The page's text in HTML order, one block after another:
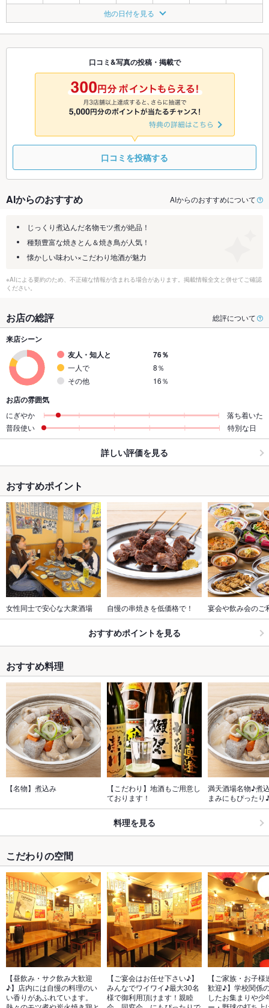
◎ ◎
8/25
◎
8/26
◎
8/27
◎ ◎ ◎
8/30 8/31 9/1
◎
9/2
◎
9/3
◎
9/4 9/5
9/8
◎ ◎ ◎ ◎
他の日付を見る
口コミ&写真の投稿・掲載で
口コミを投稿する
AIからのおすすめ AIからのおすすめについて
じっくり煮込んだ名物モツ煮が絶品！
種類豊富な焼きとん＆焼き鳥が人気！
懐かしい味わい×こだわり地酒が魅力
※AIによる要約のため、不正確な情報が含まれる場合があります。掲載情報全文と併せてご確認
ください。
お店の総評 総評について
来店シーン
友人・知人と
76％
一人で
8％
その他
16％
お店の雰囲気
にぎやか
落ち着いた
普段使い
特別な日
詳しい評価を見る
おすすめポイント
女性同士で安心な大衆酒場 自慢の串焼きを低価格で！ 宴会や飲み会のご
おすすめポイントを見る
おすすめ料理
【名物】煮込み
【こだわり】地酒もご用意し
ております！
満天酒場名物♪煮
まみにもぴったり
料理を見る
こだわりの空間
【昼飲み・サク飲み大歓迎
♪】店内には自慢の料理のい
い香りがあふれています。
【ご宴会はお任せ下さい♪】
みんなでワイワイ♪最大30名
様で御利用頂けます！親睦
【ご家族・お子
歓迎♪】学校関係
したお集まりや少